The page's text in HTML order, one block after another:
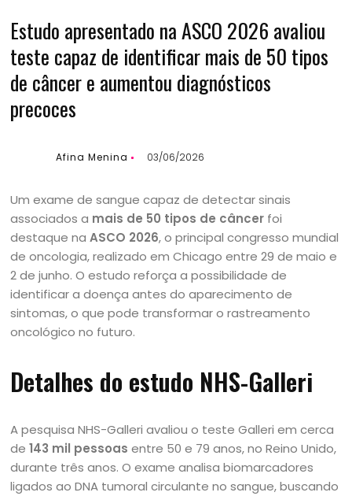
Estudo apresentado na ASCO 2026 avaliou
teste capaz de identificar mais de 50 tipos
de câncer e aumentou diagnósticos
precoces
Afina Menina 03/06/2026
Um exame de sangue capaz de detectar sinais
associados a mais de 50 tipos de câncer foi
destaque naASCO 2026, o principal congresso mundial
de oncologia, realizado em Chicago entre 29 de maio e
2 de junho. O estudo reforça a possibilidade de
identificar a doença antes do aparecimento de
sintomas, o que pode transformar o rastreamento
oncológico no futuro.
Detalhes do estudo NHS-Galleri
A pesquisa NHS-Galleri avaliou o teste Galleri em cerca
de143 mil pessoas entre 50 e 79 anos, no Reino Unido,
durante três anos. O exame analisa biomarcadores
ligados ao DNA tumoral circulante no sangue, buscando